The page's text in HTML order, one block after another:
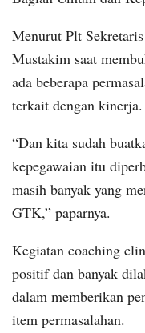
Menurut Plt
Mustakim saat
ada beberapa
terkait dengan kinerja.
“Dan kita sudah
kepegawaian itu
masih banyak yang
GTK,” paparnya.
Kegiatan coaching
positif dan banyak
dalam memberikan
item permasalahan.